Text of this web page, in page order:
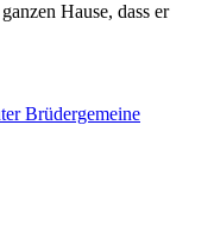
Hause, dass er
Brüdergemeine